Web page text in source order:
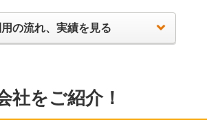
の流れ、実績を見る
社をご紹介！